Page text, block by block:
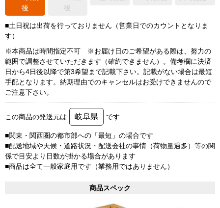
後
後
■土日祝は出荷を行っておりません（営業日でのカウントとなりま
す）
※本商品は時間指定不可 ※お届け日のご希望がある際は、努力の
範囲で調整させていただきます（確約できません）。備考欄に決済
日から4日後以降で第3希望まで記載下さい。記載がない場合は最短
手配となります。納期理由でのキャンセルはお受けできませんので
ご注意下さい。
この商品の発送元は 岐阜県 です
■関東・関西圏の都市部への「最短」の場合です
■配送地域や天候・道路状況・配送会社の事情（荷物量過多）等の関
係で目安より日数が掛かる場合があります
■商品は全て一般家庭用です（業務用ではありません）
商品スペック